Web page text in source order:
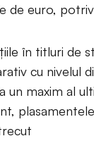
de euro,
în titluri de
cu nivelul
un maxim al